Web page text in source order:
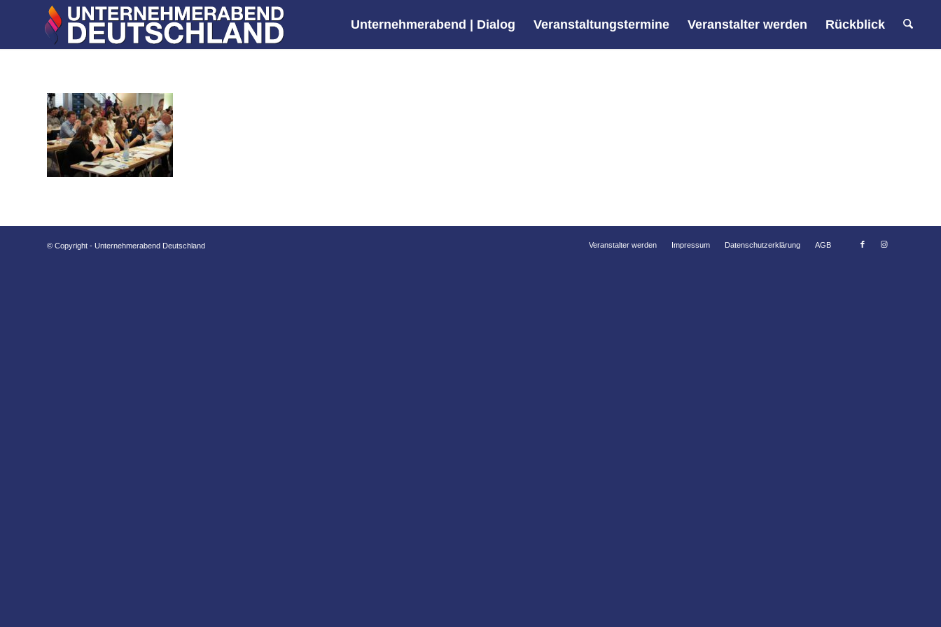
Unternehmerabend | Dialog Veranstaltungstermine Veranstalter werden Rückblick
© Copyright - Unternehmerabend Deutschland Veranstalter werden Impressum Datenschutzerklärung AGB